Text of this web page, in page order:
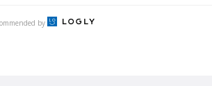
・出産・育児にかかる費用やもらえる補助
助成金を解説